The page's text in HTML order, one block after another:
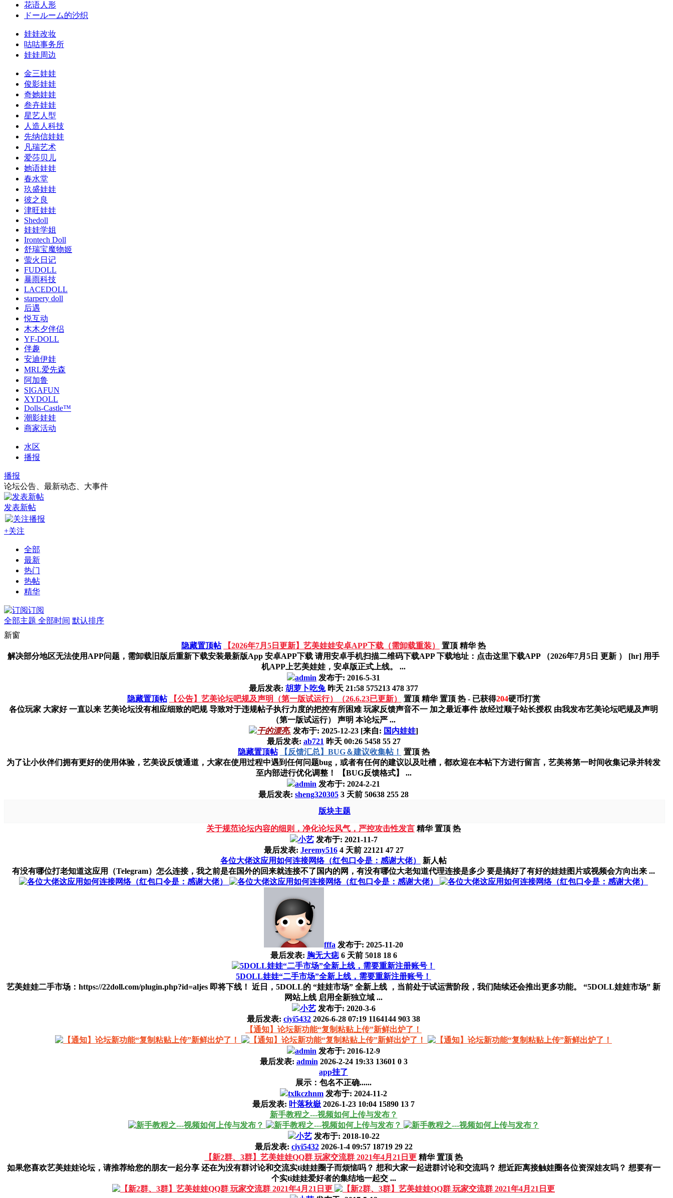
花语人形
ドールーム的沙织
娃娃改妆
咕咕事务所
娃娃周边
金三娃娃
俊影娃娃
奇她娃娃
叁卉娃娃
星艺人型
人造人科技
先纳信娃娃
凡瑞艺术
爱莎贝儿
她语娃娃
春水堂
玖盛娃娃
彼之良
津旺娃娃
Shedoll
娃娃学姐
Irontech Doll
舒瑞宝魔物姬
萤火日记
FUDOLL
暴雨科技
LACEDOLL
starpery doll
后遇
悦互动
木木夕伴侣
YF-DOLL
伴趣
安迪伊娃
MRL爱先森
阿加鲁
SIGAFUN
XYDOLL
Dolls-Castle™
潮影娃娃
商家活动
水区
播报
播报
论坛公告、最新动态、大事件
发表新帖
+关注
全部
最新
热门
热帖
精华
订阅
全部主题 全部时间 默认排序
新窗
隐藏置顶帖
【2026年7月5日更新】艺美娃娃安卓APP下载（需卸载重装） 置顶 精华 热
解决部分地区无法使用APP问题，需卸载旧版后重新下载安装最新版App 安卓APP下载 请用安卓手机扫描二维码下载APP 下载地址：点击这里下载APP （2026年7月5日 更新 ） [hr] 用手
机APP上艺美娃娃，安卓版正式上线。 ...
admin 发布于: 2016-5-31
最后发表: 胡萝卜吃兔 昨天 21:58 575213 478 377
隐藏置顶帖
【公告】艺美论坛吧规及声明（第一版试运行）（26.6.23已更新） 置顶 精华 置顶 热- 已获得204硬币打赏
各位玩家 大家好 一直以来 艺美论坛没有相应细致的吧规 导致对于违规帖子执行力度的把控有所困难 玩家反馈声音不一 加之最近事件 故经过顺子站长授权 由我发布艺美论坛吧规及声明
（第一版试运行） 声明 本论坛严 ...
干的漂亮. 发布于: 2025-12-23 [来自: 国内娃娃]
最后发表: ab721 昨天 00:26 5458 55 27
隐藏置顶帖
【反馈汇总】BUG＆建议收集帖！ 置顶 热
为了让小伙伴们拥有更好的使用体验，艺美设反馈通道，大家在使用过程中遇到任何问题bug，或者有任何的建议以及吐槽，都欢迎在本帖下方进行留言，艺美将第一时间收集记录并转发
至内部进行优化调整！ 【BUG反馈格式】 ...
admin 发布于: 2024-2-21
最后发表: sheng320305 3 天前 50638 255 28
版块主题
关于规范论坛内容的细则，净化论坛风气，严控攻击性发言 精华 置顶 热
小艺 发布于: 2021-11-7
最后发表: Jeremy516 4 天前 22121 47 27
各位大佬这应用如何连接网络（红包口令是：感谢大佬）
新人帖
有没有哪位打老知道这应用（Telegram）怎么连接，我之前是在国外的回来就连接不了国内的网，有没有哪位大老知道代理连接是多少 要是搞好了有好的娃娃图片或视频会方向出来 ...
fffa 发布于: 2025-11-20
最后发表: 胸无大痣 6 天前 5018 18 6
5DOLL娃娃“二手市场”全新上线，需要重新注册账号！
艺美娃娃二手市场：https://22doll.com/plugin.php?id=aljes 即将下线！ 近日，5DOLL的 “娃娃市场” 全新上线 ，当前处于试运营阶段，我们陆续还会推出更多功能。 “5DOLL娃娃市场” 新
网站上线 启用全新独立域 ...
小艺 发布于: 2020-3-6
最后发表: ciyi5432 2026-6-28 07:19 1164144 903 38
【通知】论坛新功能“复制粘贴上传”新鲜出炉了！
admin 发布于: 2016-12-9
最后发表: admin 2026-2-24 19:33 13601 0 3
app挂了
展示：包名不正确......
txlkczhnm 发布于: 2024-11-2
最后发表: 叶落秋嶽 2026-1-23 10:04 15890 13 7
新手教程之---视频如何上传与发布？
小艺 发布于: 2018-10-22
最后发表: ciyi5432 2026-1-4 09:57 18719 29 22
【新2群、3群】艺美娃娃QQ群 玩家交流群 2021年4月21日更 精华 置顶 热
如果您喜欢艺美娃娃论坛，请推荐给您的朋友一起分享 还在为没有群讨论和交流实ti娃娃圈子而烦恼吗？ 想和大家一起进群讨论和交流吗？ 想近距离接触娃圈各位资深娃友吗？ 想要有一
个实ti娃娃爱好者的集结地一起交 ...